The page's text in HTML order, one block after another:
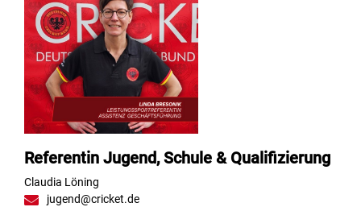
Referentin Jugend, Schule & Qualifizierung
Claudia Löning
jugend@cricket.de